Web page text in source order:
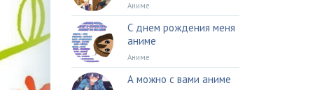
Аниме
С днем рождения меня
аниме
Аниме
А можно с вами аниме